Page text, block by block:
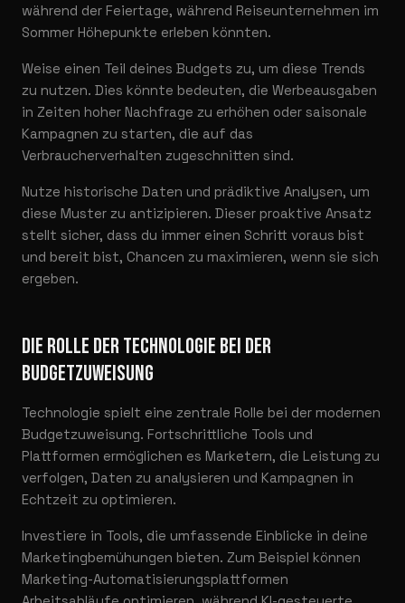
während der Feiertage, während Reiseunternehmen im
Sommer Höhepunkte erleben könnten.
Weise einen Teil deines Budgets zu, um diese Trends
zu nutzen. Dies könnte bedeuten, die Werbeausgaben
in Zeiten hoher Nachfrage zu erhöhen oder saisonale
Kampagnen zu starten, die auf das
Verbraucherverhalten zugeschnitten sind.
Nutze historische Daten und prädiktive Analysen, um
diese Muster zu antizipieren. Dieser proaktive Ansatz
stellt sicher, dass du immer einen Schritt voraus bist
und bereit bist, Chancen zu maximieren, wenn sie sich
ergeben.
DIE ROLLE DER TECHNOLOGIE BEI DER
BUDGETZUWEISUNG
Technologie spielt eine zentrale Rolle bei der modernen
Budgetzuweisung. Fortschrittliche Tools und
Plattformen ermöglichen es Marketern, die Leistung zu
verfolgen, Daten zu analysieren und Kampagnen in
Echtzeit zu optimieren.
Investiere in Tools, die umfassende Einblicke in deine
Marketingbemühungen bieten. Zum Beispiel können
Marketing-Automatisierungsplattformen